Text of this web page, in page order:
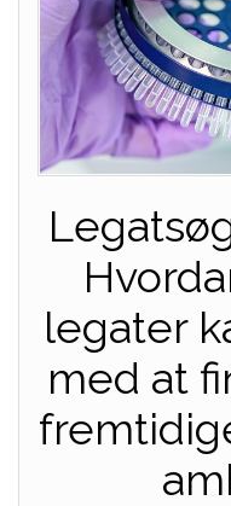
legater
med at